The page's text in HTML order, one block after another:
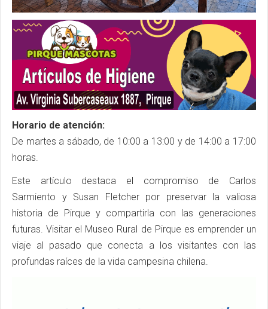
Horario de atención:
De martes a sábado, de 10:00 a 13:00 y de 14:00 a 17:00
horas.
Este artículo destaca el compromiso de Carlos
Sarmiento y Susan Fletcher por preservar la valiosa
historia de Pirque y compartirla con las generaciones
futuras. Visitar el Museo Rural de Pirque es emprender un
viaje al pasado que conecta a los visitantes con las
profundas raíces de la vida campesina chilena.